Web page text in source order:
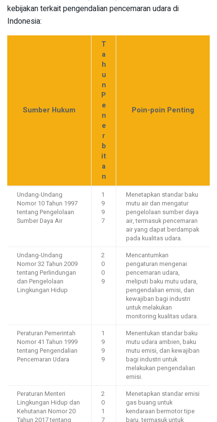
kebijakan terkait pengendalian pencemaran udara di
Indonesia:
Sumber Hukum
T
a
h
u
n
P
e
n
e
r
b
it
a
n
Poin-poin Penting
Undang-Undang
Nomor 10 Tahun 1997
tentang Pengelolaan
Sumber Daya Air
1
9
9
7
Menetapkan standar baku
mutu air dan mengatur
pengelolaan sumber daya
air, termasuk pencemaran
air yang dapat berdampak
pada kualitas udara.
Undang-Undang
Nomor 32 Tahun 2009
tentang Perlindungan
dan Pengelolaan
Lingkungan Hidup
2
0
0
9
Mencantumkan
pengaturan mengenai
pencemaran udara,
meliputi baku mutu udara,
pengendalian emisi, dan
kewajiban bagi industri
untuk melakukan
monitoring kualitas udara.
Peraturan Pemerintah
Nomor 41 Tahun 1999
tentang Pengendalian
Pencemaran Udara
1
9
9
9
Menentukan standar baku
mutu udara ambien, baku
mutu emisi, dan kewajiban
bagi industri untuk
melakukan pengendalian
emisi.
Peraturan Menteri
Lingkungan Hidup dan
Kehutanan Nomor 20
2
0
1
Menetapkan standar emisi
gas buang untuk
kendaraan bermotor tipe